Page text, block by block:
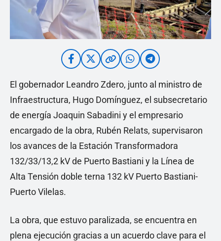
El gobernador Leandro Zdero, junto al ministro de
Infraestructura, Hugo Domínguez, el subsecretario
de energía Joaquin Sabadini y el empresario
encargado de la obra, Rubén Relats, supervisaron
los avances de la Estación Transformadora
132/33/13,2 kV de Puerto Bastiani y la Línea de
Alta Tensión doble terna 132 kV Puerto Bastiani-
Puerto Vilelas.
La obra, que estuvo paralizada, se encuentra en
plena ejecución gracias a un acuerdo clave para el